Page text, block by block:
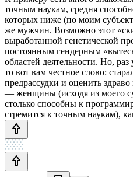
точным наукам, средня
которых ниже (по моим
же мужчин. Возможно этот
выработанной генетической
постоянным гендерным
областей деятельности. Но,
то вот вам честное слово:
предрассудки и оценить
— женщины (исходя из моего
столько способны к
стремится к точным наукам),